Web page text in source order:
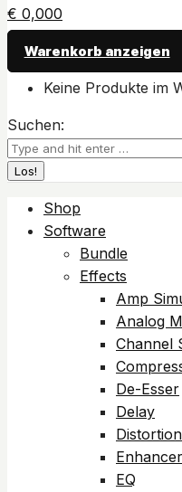
€ 0,000
Warenkorb anzeigen
Keine Produkte im
Suchen:
Shop
Software
Bundle
Effects
Amp
Analog
Channel
De-Esser
Delay
Distortion
Enhancer
EQ